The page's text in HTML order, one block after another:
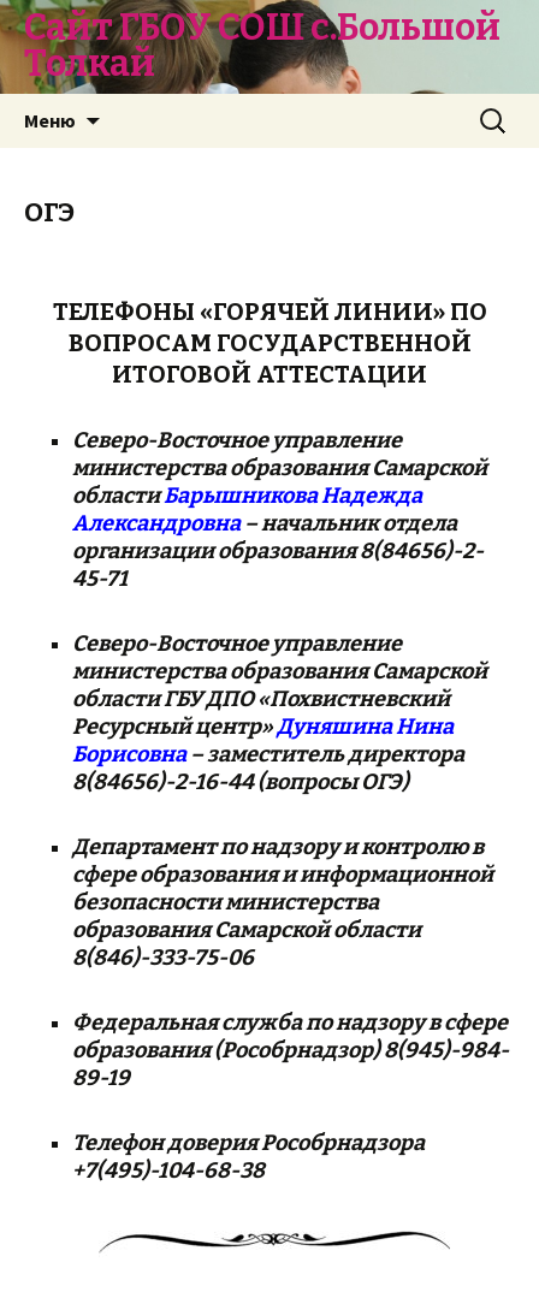
Сайт ГБОУ СОШ с.Большой
Толкай
Меню Найти:
ОГЭ
ТЕЛЕФОНЫ «ГОРЯЧЕЙ ЛИНИИ» ПО
ВОПРОСАМ ГОСУДАРСТВЕННОЙ
ИТОГОВОЙ АТТЕСТАЦИИ
Северо-Восточное управление
министерства образования Самарской
областиБарышникова Надежда
Александровна– начальник отдела
организации образования 8(84656)-2-
45-71
Северо-Восточное управление
министерства образования Самарской
области ГБУ ДПО «Похвистневский
Ресурсный центр»Дуняшина Нина
Борисовна– заместитель директора
8(84656)-2-16-44 (вопросы ОГЭ)
Департамент по надзору и контролю в
сфере образования и информационной
безопасности министерства
образования Самарской области
8(846)-333-75-06
Федеральная служба по надзору в сфере
образования (Рособрнадзор) 8(945)-984-
89-19
Телефон доверия Рособрнадзора
+7(495)-104-68-38